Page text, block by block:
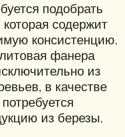
подобрать
содержит
консистенцию.
фанера
из
в качестве
из березы.